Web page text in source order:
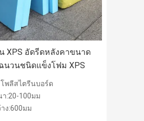
XPS อัดรีดหลังคาขนาด
นวนชนิดแข็งโฟม XPS
โพลีสไตรีนบอร์ด
:20-100มม
ง:600มม